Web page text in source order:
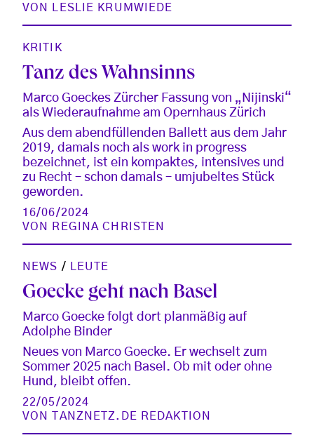
VON
LESLIE KRUMWIEDE
KRITIK
Tanz des Wahnsinns
Marco Goeckes Zürcher Fassung von „Nijinski“
als Wiederaufnahme am Opernhaus Zürich
Aus dem abendfüllenden Ballett aus dem Jahr
2019, damals noch als work in progress
bezeichnet, ist ein kompaktes, intensives und
zu Recht – schon damals – umjubeltes Stück
geworden.
16/06/2024
VON
REGINA CHRISTEN
NEWS / LEUTE
Goecke geht nach Basel
Marco Goecke folgt dort planmäßig auf
Adolphe Binder
Neues von Marco Goecke. Er wechselt zum
Sommer 2025 nach Basel. Ob mit oder ohne
Hund, bleibt offen.
22/05/2024
VONTANZNETZ.DE REDAKTION